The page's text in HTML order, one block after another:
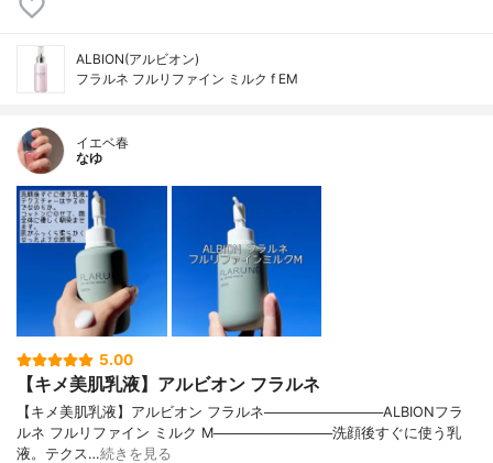
ALBION(アルビオン)
フラルネ フルリファイン ミルク f EM
イエベ春
なゆ
5.00
【キメ美肌乳液】アルビオン フラルネ
【キメ美肌乳液】アルビオン フラルネ────────────ALBIONフラ
ルネ フルリファイン ミルク M────────────洗顔後すぐに使う乳
液。テクス…続きを見る